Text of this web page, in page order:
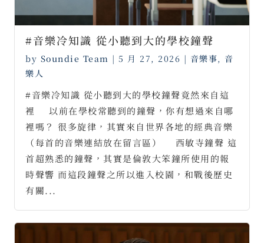
#音樂冷知識 從小聽到大的學校鐘聲
by Soundie Team | 5 月 27, 2026 | 音樂事, 音
樂人
#音樂冷知識 從小聽到大的學校鐘聲竟然來自這
裡 ⠀ 以前在學校常聽到的鐘聲，你有想過來自哪
裡嗎？ 很多旋律，其實來自世界各地的經典音樂
（每首的音樂連結放在留言區） ⠀ 西敏寺鐘聲 這
首超熟悉的鐘聲，其實是倫敦大笨鐘所使用的報
時聲響 而這段鐘聲之所以進入校園，和戰後歷史
有關...